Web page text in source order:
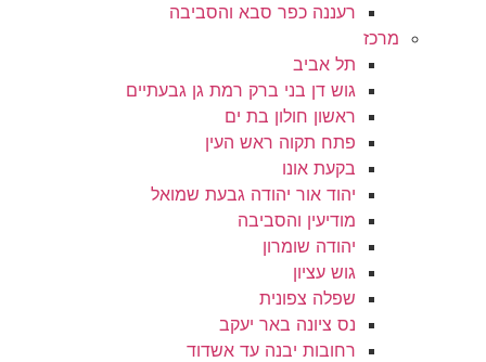
רעננה כפר סבא והסביבה
מרכז
תל אביב
גוש דן בני ברק רמת גן גבעתיים
ראשון חולון בת ים
פתח תקוה ראש העין
בקעת אונו
יהוד אור יהודה גבעת שמואל
מודיעין והסביבה
יהודה שומרון
גוש עציון
שפלה צפונית
נס ציונה באר יעקב
רחובות יבנה עד אשדוד